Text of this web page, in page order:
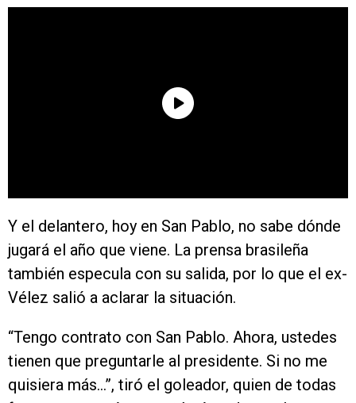
Y el delantero, hoy en San Pablo, no sabe dónde
jugará el año que viene. La prensa brasileña
también especula con su salida, por lo que el ex-
Vélez salió a aclarar la situación.
“Tengo contrato con San Pablo. Ahora, ustedes
tienen que preguntarle al presidente. Si no me
quisiera más…”, tiró el goleador, quien de todas